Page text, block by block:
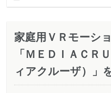
家庭用ＶＲモーシ
「ＭＥＤＩＡＣＲ
ィアクルーザ）」